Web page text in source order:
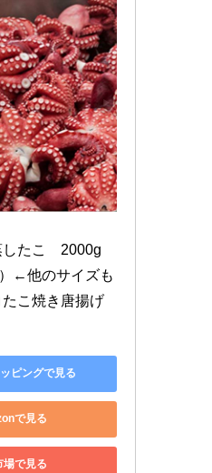
たこ　2000g
←他のサイズも
こ焼き唐揚げ
ピングで見る
で見る
場で見る